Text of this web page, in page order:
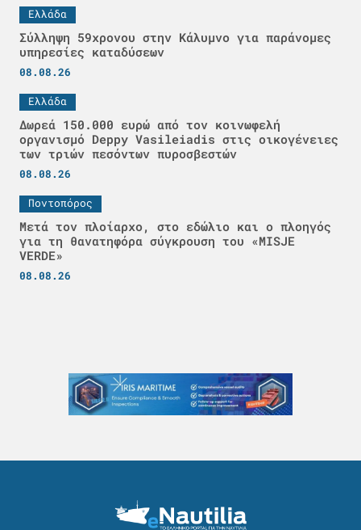
Ελλάδα
Σύλληψη 59χρονου στην Κάλυμνο για παράνομες
υπηρεσίες καταδύσεων
08.08.26
Ελλάδα
Δωρεά 150.000 ευρώ από τον κοινωφελή
οργανισμό Deppy Vasileiadis στις οικογένειες
των τριών πεσόντων πυροσβεστών
08.08.26
Ποντοπόρος
Μετά τον πλοίαρχο, στο εδώλιο και ο πλοηγός
για τη θανατηφόρα σύγκρουση του «MISJE
VERDE»
08.08.26